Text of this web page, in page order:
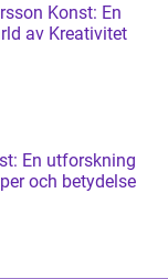
Konst: En
av Kreativitet
En utforskning
och betydelse